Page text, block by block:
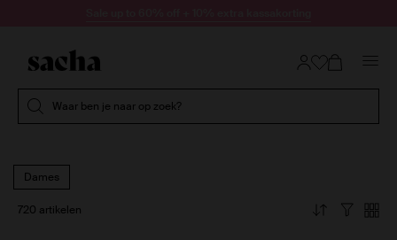
Waar ben je naar op zoek?
Dames
720 artikelen